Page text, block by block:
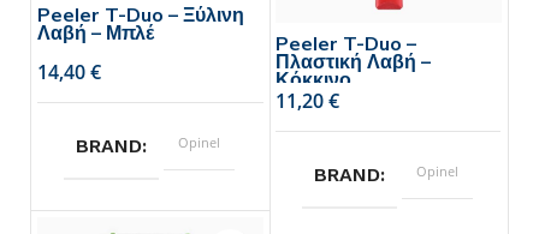
Peeler T-Duo – Ξύλινη
Λαβή – Μπλέ
€
BRAND Opinel
Peeler T-Duo –
Πλαστική Λαβή –
Κόκκινο
€
BRAND Opinel